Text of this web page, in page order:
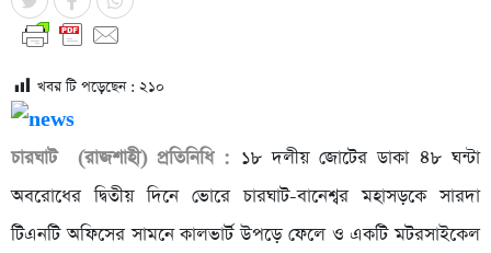
খবর টি পড়েছেন : ২১০
চারঘাট (রাজশাহী) প্রতিনিধি : ১৮ দলীয় জোটের ডাকা ৪৮ ঘন্টা
অবরোধের দ্বিতীয় দিনে ভোরে চারঘাট-বানেশ্বর মহাসড়কে সারদা
টিএনটি অফিসের সামনে কালভার্ট উপড়ে ফেলে ও একটি মটরসাইকেল